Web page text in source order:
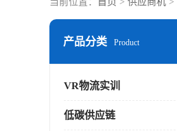
产品分类 Product
VR物流实训
低碳供应链